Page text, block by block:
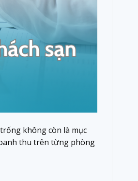
không còn là mục
thu trên từng phòng